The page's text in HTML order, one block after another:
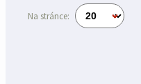
Na stránce: